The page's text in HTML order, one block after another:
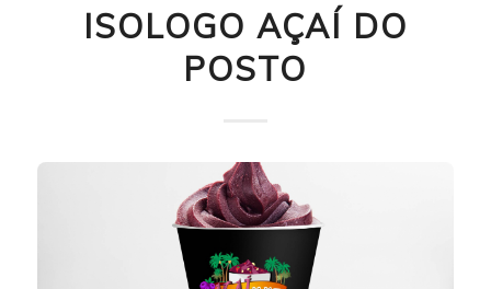
ISOLOGO AÇAÍ DO
POSTO